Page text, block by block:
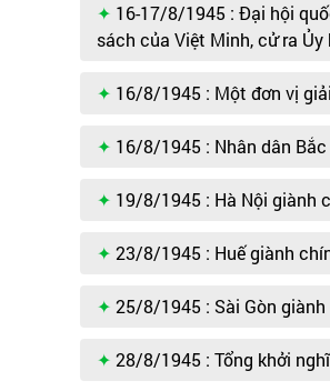
16-17/8/1945 : Đại hội
sách của Việt Minh, cử ra Ủy
16/8/1945 : Một đơn vị
16/8/1945 : Nhân dân
19/8/1945 : Hà Nội giành
23/8/1945 : Huế giành
25/8/1945 : Sài Gòn giành
28/8/1945 : Tổng khởi